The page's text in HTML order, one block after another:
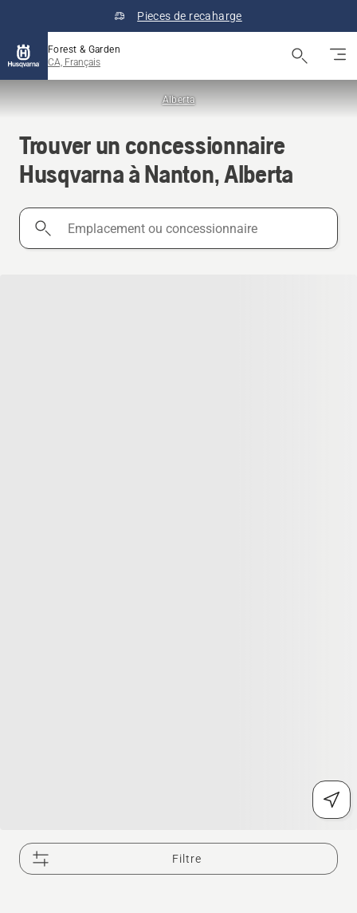
Pieces de recaharge
Forest & Garden
CA, Français
Alberta
Trouver un concessionnaire
Husqvarna à Nanton, Alberta
Emplacement
Filtre